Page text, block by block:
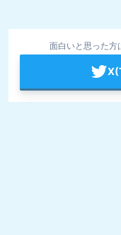
面白いと思った方